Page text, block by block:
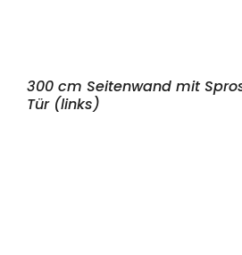
300 cm Seitenwand mit
Tür (links)